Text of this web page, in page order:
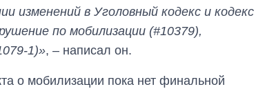
изменений в Уголовный кодекс и кодекс
по мобилизации (#10379),
1)», – написал он.
о мобилизации пока нет финальной